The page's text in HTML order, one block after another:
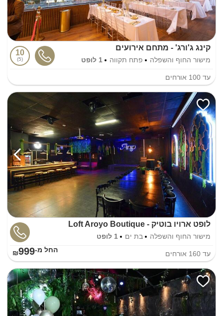
קינג ג'ורג' - מתחם אירועים
מישור החוף והשפלה פתח תקווה 1 לופט
10
5
עד 100 אורחים
לופט ארויו בוטיק - Loft Aroyo Boutique
מישור החוף והשפלה בת ים 1 לופט
עד 160 אורחים החל מ-₪999